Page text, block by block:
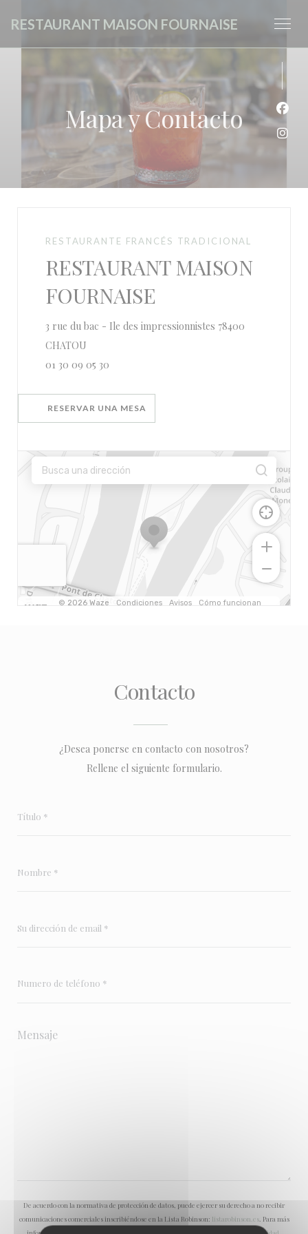
RESTAURANT MAISON FOURNAISE
Mapa y Contacto
RESTAURANTE FRANCÉS TRADICIONAL
RESTAURANT MAISON
FOURNAISE
3 rue du bac - Ile des impressionnistes 78400
CHATOU
01 30 09 05 30
RESERVAR UNA MESA
Contacto
¿Desea ponerse en contacto con nosotros?
Rellene el siguiente formulario.
De acuerdo con la normativa de protección de datos, puede ejercer su derecho a no recibir
comunicaciones comerciales inscribiéndose en la Lista Robinson: listarobinson.es. Para más